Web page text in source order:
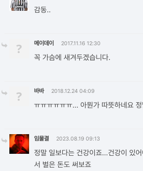
감동..
? 메이데이 2017.11.16 12:30
꼭 가슴에 새겨두겠습니다.
? 바바 2018.12.24 04:09
ㅠㅠㅠㅠㅠㅠ... 아뭔가 따뜻하네요
임물결 2023.08.19 09:13
정말 일보다는 건강이죠...건강이 있
서 벌은 돈도 써보죠